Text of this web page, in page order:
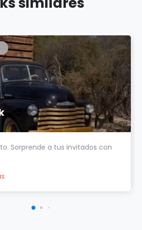
Sorprende a tus invitados con